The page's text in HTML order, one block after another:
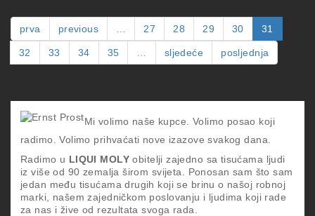
prva previous 27 28 29 30 31
32 33 34 35 sljedeće posljednja
Mi volimo naše kupce. Volimo posao koji
radimo. Volimo prihvaćati nove izazove svakog dana.
Radimo u LIQUI MOLYobitelji zajedno sa tisućama ljudi
iz više od 90 zemalja širom svijeta. Ponosan sam što sam
jedan među tisućama drugih koji se brinu o našoj robnoj
marki, našem zajedničkom poslovanju i ljudima koji rade
za nas i žive od rezultata svoga rada.